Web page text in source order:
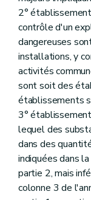
Art.
Art.
Art.
Art.
Art.
Art.
Art.
Art.
Art.
Art.
Art.
Art.
Art.
Art.
Art.
Art.
Art.
2°
contrôle d'un
dangereuses
installations, y
activités
sont soit des
établissements
3°
lequel des
dans des
indiquées dans
partie 2, mais
colonne 3 de